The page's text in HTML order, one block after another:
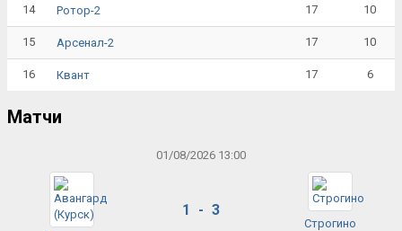
14 Ротор-2 17 10
15 Арсенал-2 17 10
16 Квант 17 6
Матчи
01/08/2026 13:00
1 - 3
Строгино